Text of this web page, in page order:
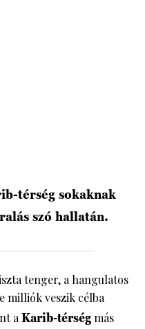
térség sokaknak
szó hallatán.
tenger, a hangulatos
milliók veszik célba
aKarib-térségmás